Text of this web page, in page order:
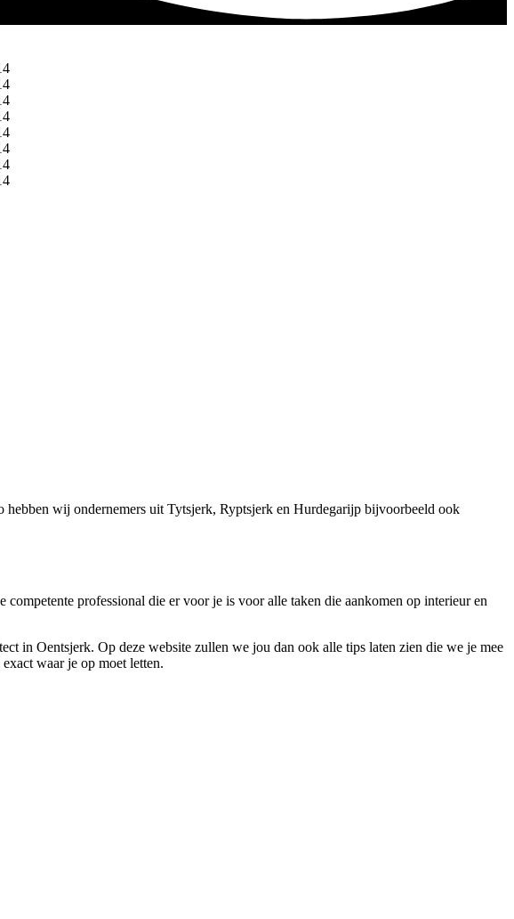
wij ondernemers uit Tytsjerk, Ryptsjerk en Hurdegarijp bijvoorbeeld ook
professional die er voor je is voor alle taken die aankomen op interieur en
in Oentsjerk. Op deze website zullen we jou dan ook alle tips laten zien die we je mee
waar je op moet letten.